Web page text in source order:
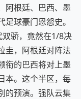
阿根廷、巴西、墨
球豪门恩怨史。
骄，竟然在1/8决
，阿根廷对阵法
衔的巴西将对上墨
本。这个半区，每
的预演。强队云集